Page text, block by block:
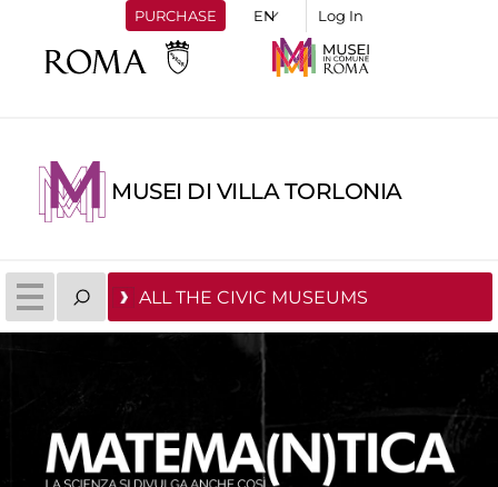
PURCHASE Log In
MUSEI DI VILLA TORLONIA
ALL THE CIVIC MUSEUMS